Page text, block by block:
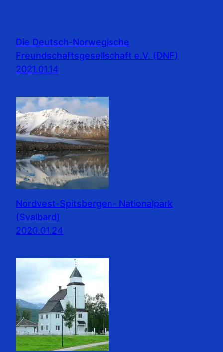
Die Deutsch-Norwegische
Freundschaftsgesellschaft e.V. (DNF)
2021.01.14
Nordvest-Spitsbergen- Nationalpark
(Svalbard)
2020.01.24